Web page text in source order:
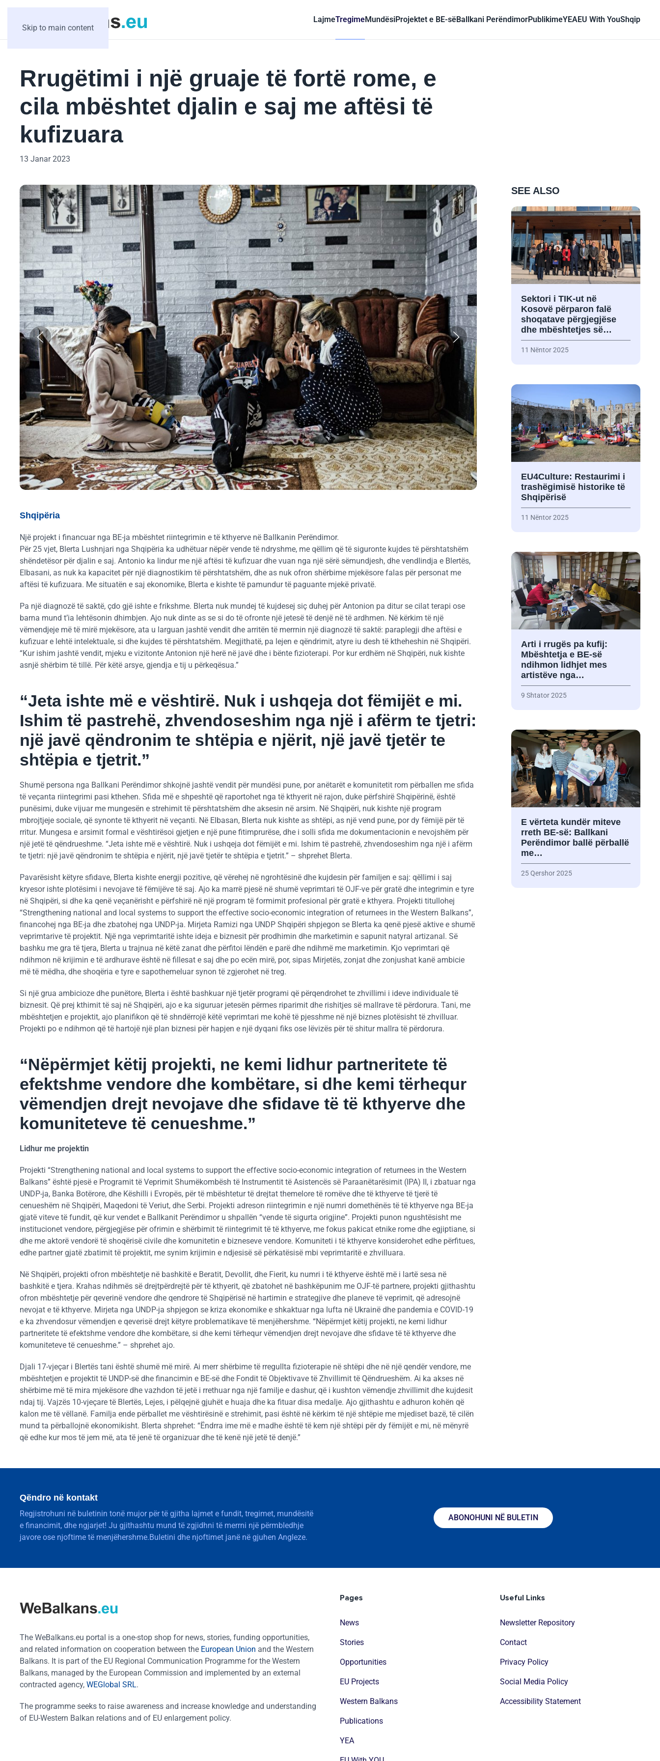
Skip to main content
LajmeTregimeMundësiProjektet e BE-sëBallkani PerëndimorPublikimeYEAEU With YouShqip
Rrugëtimi i një gruaje të fortë rome, e
cila mbështet djalin e saj me aftësi të
kufizuara
13 Janar 2023
Shqipëria
Një projekt i financuar nga BE-ja mbështet riintegrimin e të kthyerve në Ballkanin Perëndimor.
Për 25 vjet, Blerta Lushnjari nga Shqipëria ka udhëtuar nëpër vende të ndryshme, me qëllim që të siguronte kujdes të përshtatshëm
shëndetësor për djalin e saj. Antonio ka lindur me një aftësi të kufizuar dhe vuan nga një sërë sëmundjesh, dhe vendlindja e Blertës,
Elbasani, as nuk ka kapacitet për një diagnostikim të përshtatshëm, dhe as nuk ofron shërbime mjekësore falas për personat me
aftësi të kufizuara. Me situatën e saj ekonomike, Blerta e kishte të pamundur të paguante mjekë privatë.
Pa një diagnozë të saktë, çdo gjë ishte e frikshme. Blerta nuk mundej të kujdesej siç duhej për Antonion pa ditur se cilat terapi ose
barna mund t’ia lehtësonin dhimbjen. Ajo nuk dinte as se si do të ofronte një jetesë të denjë në të ardhmen. Në kërkim të një
vëmendjeje më të mirë mjekësore, ata u larguan jashtë vendit dhe arritën të merrnin një diagnozë të saktë: paraplegji dhe aftësi e
kufizuar e lehtë intelektuale, si dhe kujdes të përshtatshëm. Megjithatë, pa lejen e qëndrimit, atyre iu desh të ktheheshin në Shqipëri.
“Kur ishim jashtë vendit, mjeku e vizitonte Antonion një herë në javë dhe i bënte fizioterapi. Por kur erdhëm në Shqipëri, nuk kishte
asnjë shërbim të tillë. Për këtë arsye, gjendja e tij u përkeqësua.”
“Jeta ishte më e vështirë. Nuk i ushqeja dot fëmijët e mi.
Ishim të pastrehë, zhvendoseshim nga një i afërm te tjetri:
një javë qëndronim te shtëpia e njërit, një javë tjetër te
shtëpia e tjetrit.”
Shumë persona nga Ballkani Perëndimor shkojnë jashtë vendit për mundësi pune, por anëtarët e komunitetit rom përballen me sfida
të veçanta riintegrimi pasi kthehen. Sfida më e shpeshtë që raportohet nga të kthyerit në rajon, duke përfshirë Shqipërinë, është
punësimi, duke vijuar me mungesën e strehimit të përshtatshëm dhe aksesin në arsim. Në Shqipëri, nuk kishte një program
mbrojtjeje sociale, që synonte të kthyerit në veçanti. Në Elbasan, Blerta nuk kishte as shtëpi, as një vend pune, por dy fëmijë për të
rritur. Mungesa e arsimit formal e vështirësoi gjetjen e një pune fitimprurëse, dhe i solli sfida me dokumentacionin e nevojshëm për
një jetë të qëndrueshme. “Jeta ishte më e vështirë. Nuk i ushqeja dot fëmijët e mi. Ishim të pastrehë, zhvendoseshim nga një i afërm
te tjetri: një javë qëndronim te shtëpia e njërit, një javë tjetër te shtëpia e tjetrit.” – shprehet Blerta.
Pavarësisht këtyre sfidave, Blerta kishte energji pozitive, që vërehej në ngrohtësinë dhe kujdesin për familjen e saj: qëllimi i saj
kryesor ishte plotësimi i nevojave të fëmijëve të saj. Ajo ka marrë pjesë në shumë veprimtari të OJF-ve për gratë dhe integrimin e tyre
në Shqipëri, si dhe ka qenë veçanërisht e përfshirë në një program të formimit profesional për gratë e kthyera. Projekti titullohej
“Strengthening national and local systems to support the effective socio-economic integration of returnees in the Western Balkans”,
financohej nga BE-ja dhe zbatohej nga UNDP-ja. Mirjeta Ramizi nga UNDP Shqipëri shpjegon se Blerta ka qenë pjesë aktive e shumë
veprimtarive të projektit. Një nga veprimtaritë ishte ideja e biznesit për prodhimin dhe marketimin e sapunit natyral artizanal. Së
bashku me gra të tjera, Blerta u trajnua në këtë zanat dhe përfitoi lëndën e parë dhe ndihmë me marketimin. Kjo veprimtari që
ndihmon në krijimin e të ardhurave është në fillesat e saj dhe po ecën mirë, por, sipas Mirjetës, zonjat dhe zonjushat kanë ambicie
më të mëdha, dhe shoqëria e tyre e sapothemeluar synon të zgjerohet në treg.
Si një grua ambicioze dhe punëtore, Blerta i është bashkuar një tjetër programi që përqendrohet te zhvillimi i ideve individuale të
biznesit. Që prej kthimit të saj në Shqipëri, ajo e ka siguruar jetesën përmes riparimit dhe rishitjes së mallrave të përdorura. Tani, me
mbështetjen e projektit, ajo planifikon që të shndërrojë këtë veprimtari me kohë të pjesshme në një biznes plotësisht të zhvilluar.
Projekti po e ndihmon që të hartojë një plan biznesi për hapjen e një dyqani fiks ose lëvizës për të shitur mallra të përdorura.
“Nëpërmjet këtij projekti, ne kemi lidhur partneritete të
efektshme vendore dhe kombëtare, si dhe kemi tërhequr
vëmendjen drejt nevojave dhe sfidave të të kthyerve dhe
komuniteteve të cenueshme.”
Lidhur me projektin
Projekti “Strengthening national and local systems to support the effective socio-economic integration of returnees in the Western
Balkans” është pjesë e Programit të Veprimit Shumëkombësh të Instrumentit të Asistencës së Paraanëtarësimit (IPA) II, i zbatuar nga
UNDP-ja, Banka Botërore, dhe Këshilli i Evropës, për të mbështetur të drejtat themelore të romëve dhe të kthyerve të tjerë të
cenueshëm në Shqipëri, Maqedoni të Veriut, dhe Serbi. Projekti adreson riintegrimin e një numri domethënës të të kthyerve nga BE-ja
gjatë viteve të fundit, që kur vendet e Ballkanit Perëndimor u shpallën “vende të sigurta origjine”. Projekti punon ngushtësisht me
institucionet vendore, përgjegjëse për ofrimin e shërbimit të riintegrimit të të kthyerve, me fokus pakicat etnike rome dhe egjiptiane, si
dhe me aktorë vendorë të shoqërisë civile dhe komunitetin e bizneseve vendore. Komuniteti i të kthyerve konsiderohet edhe përfitues,
edhe partner gjatë zbatimit të projektit, me synim krijimin e ndjesisë së përkatësisë mbi veprimtaritë e zhvilluara.
Në Shqipëri, projekti ofron mbështetje në bashkitë e Beratit, Devollit, dhe Fierit, ku numri i të kthyerve është më i lartë sesa në
bashkitë e tjera. Krahas ndihmës së drejtpërdrejtë për të kthyerit, që zbatohet në bashkëpunim me OJF-të partnere, projekti gjithashtu
ofron mbështetje për qeverinë vendore dhe qendrore të Shqipërisë në hartimin e strategjive dhe planeve të veprimit, që adresojnë
nevojat e të kthyerve. Mirjeta nga UNDP-ja shpjegon se kriza ekonomike e shkaktuar nga lufta në Ukrainë dhe pandemia e COVID-19
e ka zhvendosur vëmendjen e qeverisë drejt këtyre problematikave të menjëhershme. “Nëpërmjet këtij projekti, ne kemi lidhur
partneritete të efektshme vendore dhe kombëtare, si dhe kemi tërhequr vëmendjen drejt nevojave dhe sfidave të të kthyerve dhe
komuniteteve të cenueshme.” – shprehet ajo.
Djali 17-vjeçar i Blertës tani është shumë më mirë. Ai merr shërbime të rregullta fizioterapie në shtëpi dhe në një qendër vendore, me
mbështetjen e projektit të UNDP-së dhe financimin e BE-së dhe Fondit të Objektivave të Zhvillimit të Qëndrueshëm. Ai ka akses në
shërbime më të mira mjekësore dhe vazhdon të jetë i rrethuar nga një familje e dashur, që i kushton vëmendje zhvillimit dhe kujdesit
ndaj tij. Vajzës 10-vjeçare të Blertës, Lejes, i pëlqejnë gjuhët e huaja dhe ka fituar disa medalje. Ajo gjithashtu e adhuron kohën që
kalon me të vëllanë. Familja ende përballet me vështirësinë e strehimit, pasi është në kërkim të një shtëpie me mjediset bazë, të cilën
mund ta përballojnë ekonomikisht. Blerta shprehet: “Ëndrra ime më e madhe është të kem një shtëpi për dy fëmijët e mi, në mënyrë
që edhe kur mos të jem më, ata të jenë të organizuar dhe të kenë një jetë të denjë.”
SEE ALSO
Sektori i TIK-ut në
Kosovë përparon falë
shoqatave përgjegjëse
dhe mbështetjes së…
11 Nëntor 2025
EU4Culture: Restaurimi i
trashëgimisë historike të
Shqipërisë
11 Nëntor 2025
Arti i rrugës pa kufij:
Mbështetja e BE-së
ndihmon lidhjet mes
artistëve nga…
9 Shtator 2025
E vërteta kundër miteve
rreth BE-së: Ballkani
Perëndimor ballë përballë
me…
25 Qershor 2025
Qëndro në kontakt
Regjistrohuni në buletinin tonë mujor për të gjitha lajmet e fundit, tregimet, mundësitë
e financimit, dhe ngjarjet! Ju gjithashtu mund të zgjidhni të merrni një përmbledhje
javore ose njoftime të menjëhershme.Buletini dhe njoftimet janë në gjuhen Angleze.
ABONOHUNI NË BULETIN
The WeBalkans.eu portal is a one-stop shop for news, stories, funding opportunities,
and related information on cooperation between the European Union and the Western
Balkans. It is part of the EU Regional Communication Programme for the Western
Balkans, managed by the European Commission and implemented by an external
contracted agency, WEGlobal SRL.
The programme seeks to raise awareness and increase knowledge and understanding
of EU-Western Balkan relations and of EU enlargement policy.
Pages
News
Stories
Opportunities
EU Projects
Western Balkans
Publications
YEA
Useful Links
Newsletter Repository
Contact
Privacy Policy
Social Media Policy
Accessibility Statement